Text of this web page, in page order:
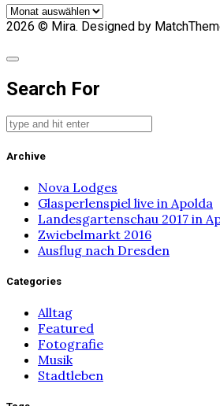
Archiv
2026 © Mira. Designed by
Search For
Archive
Nova Lodges
Glasperlenspiel live in Apolda
Landesgartenschau 2017 in
Zwiebelmarkt 2016
Ausflug nach Dresden
Categories
Alltag
Featured
Fotografie
Musik
Stadtleben